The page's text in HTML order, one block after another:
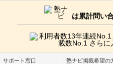
は累計問い
サポート窓口 塾ナビ掲載希望の